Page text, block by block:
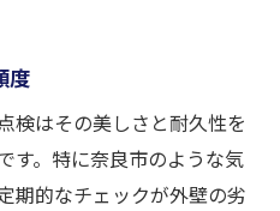
度
検はその美しさと耐久性を
す。特に奈良市のような気
期的なチェックが外壁の劣